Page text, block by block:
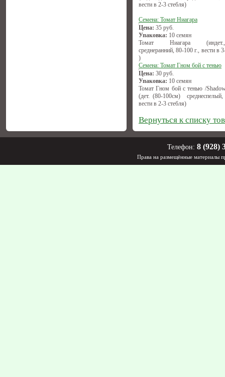
вести в 2-3 стебля)
Семена: Томат Ниагара
Цена: 35 руб.
Упаковка: 10 семян
Томат Ниагара
среднеранний, 80-100 г., вести в
)
Семена: Томат Гном бой с тенью
Цена: 30 руб.
Упаковка: 10 семян
Томат Гном бой с тенью /
(дет. (80-100см)
вести в 2-3 стебля)
Вернуться к списку
Телефон: 8 (928)
Права на размещённые материалы